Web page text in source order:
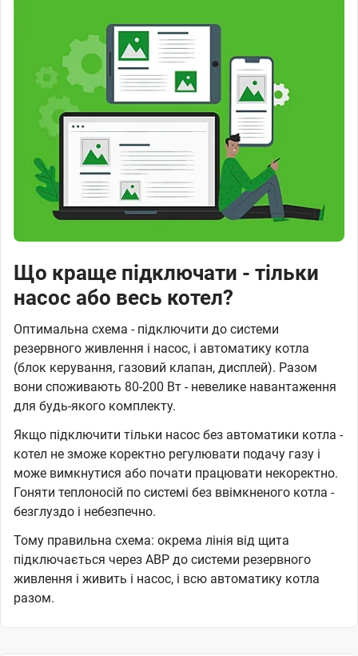
Що краще підключати - тільки
насос або весь котел?
Оптимальна схема - підключити до системи
резервного живлення і насос, і автоматику котла
(блок керування, газовий клапан, дисплей). Разом
вони споживають 80-200 Вт - невелике навантаження
для будь-якого комплекту.
Якщо підключити тільки насос без автоматики котла -
котел не зможе коректно регулювати подачу газу і
може вимкнутися або почати працювати некоректно.
Гоняти теплоносій по системі без ввімкненого котла -
безглуздо і небезпечно.
Тому правильна схема: окрема лінія від щита
підключається через АВР до системи резервного
живлення і живить і насос, і всю автоматику котла
разом.